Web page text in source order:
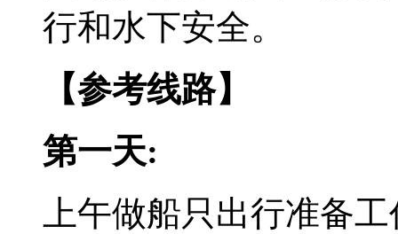
行和水下安全。
【参考线路】
第一天:
上午做船只出行准备